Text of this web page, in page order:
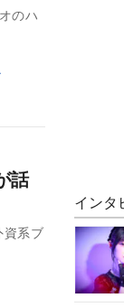
のハ
話
資系ブ
インタ